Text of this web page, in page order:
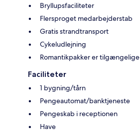
Bryllupsfaciliteter
Flersproget medarbejderstab
Gratis strandtransport
Cykeludlejning
Romantikpakker er tilgængelige
Faciliteter
1 bygning/tårn
Pengeautomat/banktjeneste
Pengeskab i receptionen
Have